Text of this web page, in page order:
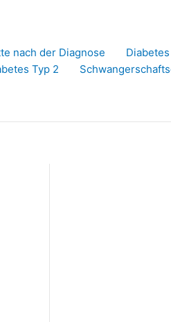
nach der Diagnose
Typ 2